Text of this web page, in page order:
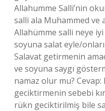
Allahumme Salli’nin
salli ala Muhammed ve
Allahümme salli neye
soyuna salat eyle/
Salavat getirmenin
ve soyuna saygı
namaz olur mu?
geciktirmenin sebebi
rükn geciktirilmiş bile